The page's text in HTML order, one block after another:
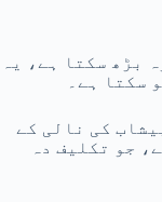
بڑھ سکتا ہے، یہ
سکتا ہے۔
کی نالی کے
جو تکلیف دہ